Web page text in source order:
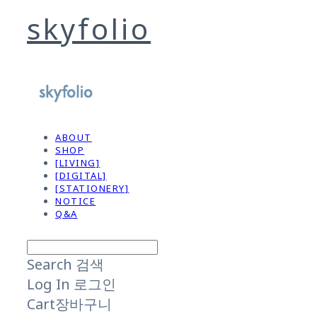
skyfolio
ABOUT
SHOP
[LIVING]
[DIGITAL]
[STATIONERY]
NOTICE
Q&A
Search 검색
Log In 로그인
Cart장바구니